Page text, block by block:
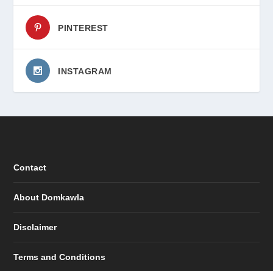
PINTEREST
INSTAGRAM
Contact
About Domkawla
Disclaimer
Terms and Conditions